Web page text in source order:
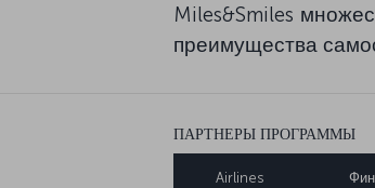
Miles&Smiles
преимущества
ПАРТНЕРЫ ПРОГРАММЫ
Airlines